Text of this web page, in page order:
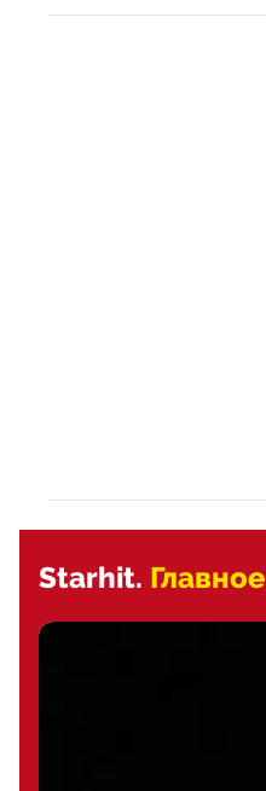
Starhit. Главное